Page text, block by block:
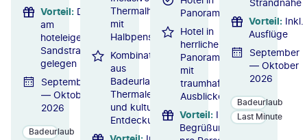
Vorteil: Direkt
am
hoteleigenen
Sandstrand
gelegen
September
— Oktober
2026
Badeurlaub
Thermalhotel
mit
Halbpension
Kombination
aus
Badeurlaub,
Thermalerlebnis
und kulturellen
Entdeckungen
Panoramalage
Hotel in
herrlicher
Panoramalage
mit
traumhaften
Ausblicken
Vorteil: Inkl. 1 x
Begrüßungscocktail
Vorteil: Inkl.
Ausflüge
September
— Oktober
2026
Badeurlaub
Last Minute